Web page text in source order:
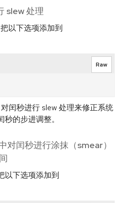
slew 处理
以下选项添加到
Raw
对闰秒进行 slew 处理来修正系统
的步进调整。
对闰秒进行涂抹（smear）
以下选项添加到